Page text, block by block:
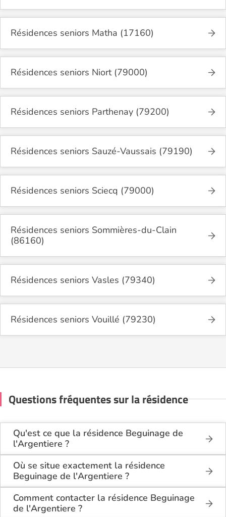
Résidences seniors Matha (17160)
Résidences seniors Niort (79000)
Résidences seniors Parthenay (79200)
Résidences seniors Sauzé-Vaussais (79190)
Résidences seniors Sciecq (79000)
Résidences seniors Sommières-du-Clain
(86160)
Résidences seniors Vasles (79340)
Résidences seniors Vouillé (79230)
Questions fréquentes sur la résidence
Qu'est ce que la résidence Beguinage de
l'Argentiere ?
La résidence Beguinage de l'Argentiere est une
résidence seniors de type résidence services
seniors, village seniors . Elle dispose de logements
disponibles à la location.
Cette résidence du secteur privé se situe à Melle
Où se situe exactement la résidence
Beguinage de l'Argentiere ?
La résidence Beguinage de l'Argentiere est située
route de niort à Melle (79500), dans les Deux-
Sèvres (79).
Comment contacter la résidence Beguinage
de l'Argentiere ?